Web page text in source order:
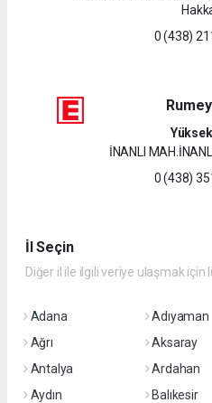
0 (438)
İNANLI
0 (438)
İl Seçin
Diğer il ile ilgili veriye ulaşmak için
Adana Adıyaman
Ağrı
Aksaray
Antalya
Ardahan
Aydın
Balıkesir